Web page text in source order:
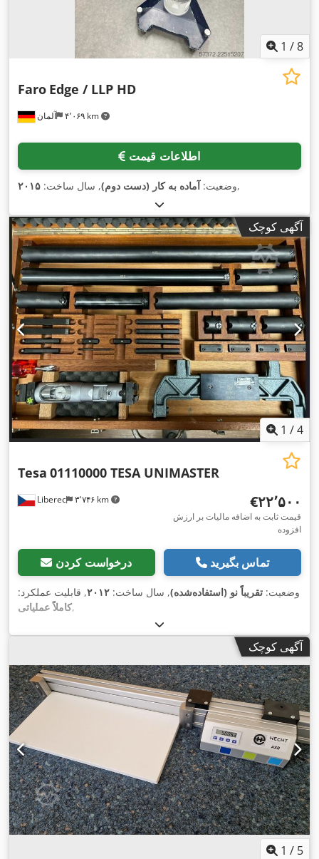
1 /8
آلمان ۴٬۰۶۹ km
Faro Edge / LLP HD
اطلاعات قیمت
وضعیت:آماده به کار (دست دوم), سال ساخت: ۲۰۱۵ ,
آگهی کوچک
1 /4
Liberec ۳٬۷۴۶ km
Tesa 01110000 TESA UNIMASTER
‎€۲۲٬۵۰۰
قیمت ثابت به اضافه مالیات بر ارزش
افزوده
درخواست کردن تماس بگیرید
وضعیت: تقریباً نو (استفاده‌شده), سال ساخت: ۲۰۱۲, قابلیت عملکرد:
کاملاً عملیاتی,
آگهی کوچک
1 / 5